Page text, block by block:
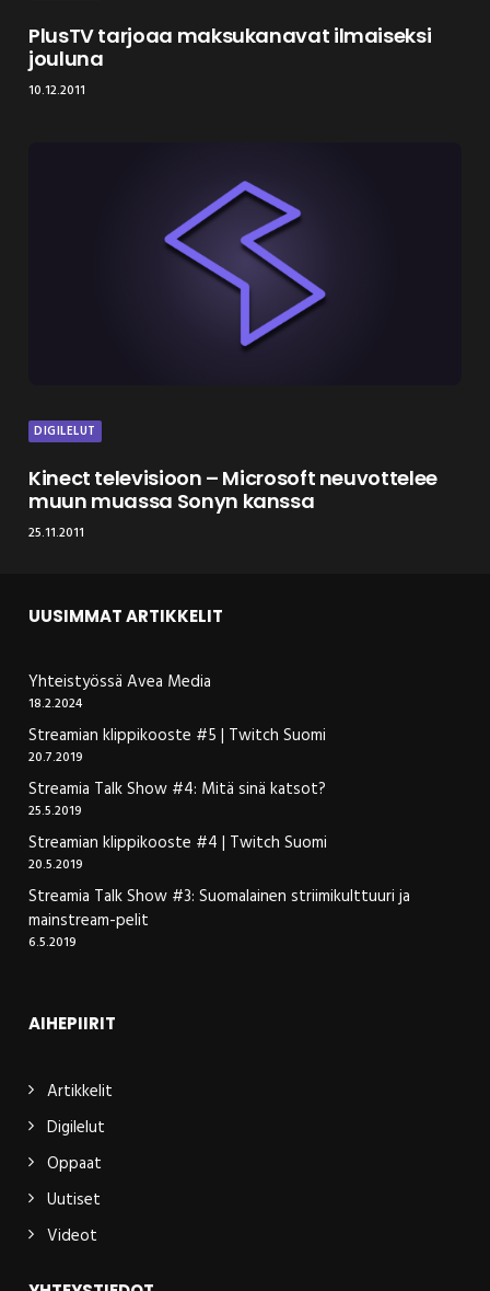
PlusTV tarjoaa maksukanavat ilmaiseksi
jouluna
10.12.2011
DIGILELUT
Kinect televisioon – Microsoft neuvottelee
muun muassa Sonyn kanssa
25.11.2011
UUSIMMAT ARTIKKELIT
Yhteistyössä Avea Media
18.2.2024
Streamian klippikooste #5 | Twitch Suomi
20.7.2019
Streamia Talk Show #4: Mitä sinä katsot?
25.5.2019
Streamian klippikooste #4 | Twitch Suomi
20.5.2019
Streamia Talk Show #3: Suomalainen striimikulttuuri ja
mainstream-pelit
6.5.2019
AIHEPIIRIT
Artikkelit
Digilelut
Oppaat
Uutiset
Videot